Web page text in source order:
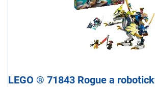
LEGO ® 71843 Rogue a